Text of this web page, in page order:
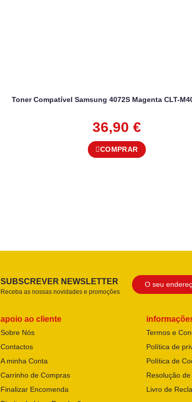
Toner Compatível Samsung 4072S Magenta CLT-
36,90 €
COMPRAR
SUBSCREVER NEWSLETTER
Receba as nossas novidades e promoções
apoio ao cliente
Sobre Nós
Contactos
A minha Conta
Carrinho de Compras
Finalizar Encomenda
Termos e
Política de
Política de
Resolução
Livro de